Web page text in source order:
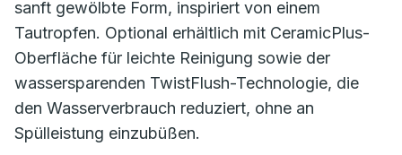
sanft gewölbte Form, inspiriert von einem
Tautropfen. Optional erhältlich mit CeramicPlus-
Oberfläche für leichte Reinigung sowie der
wassersparenden TwistFlush-Technologie, die
den Wasserverbrauch reduziert, ohne an
Spülleistung einzubüßen.